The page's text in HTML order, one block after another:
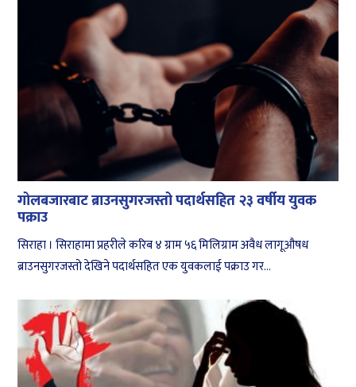
गोलबजारबाट ब्राउनसुगरजस्तो पदार्थसहित २३ वर्षीय युवक
पक्राउ
सिराहा । सिराहामा प्रहरीले करिब ४ ग्राम ५६ मिलिग्राम अवैध लागूऔषध
ब्राउनसुगरजस्तो देखिने पदार्थसहित एक युवकलाई पक्राउ गर...